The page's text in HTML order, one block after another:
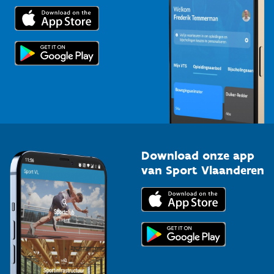
Trainers en begeleiders
Topsporters
Voor de pers
Download onze app
van Sport Vlaanderen